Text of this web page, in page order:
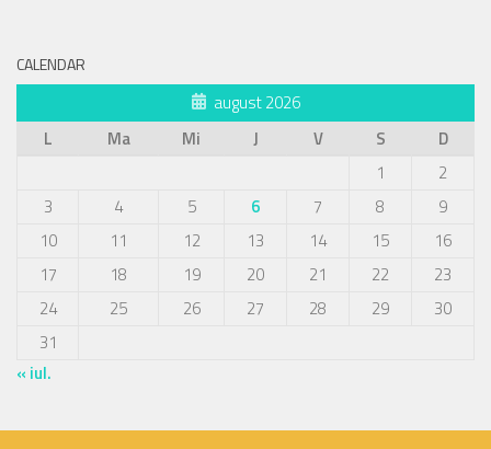
CALENDAR
august 2026
L
Ma Mi J V S
D
1
2
3
4 5 6 7 8
9
10
11 12 13 14 15
16
17
18 19 20 21 22
23
24
25 26 27 28 29
30
31
« iul.